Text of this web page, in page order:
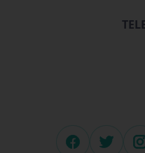
facebooktwitter
Alfredo
Altinópolis